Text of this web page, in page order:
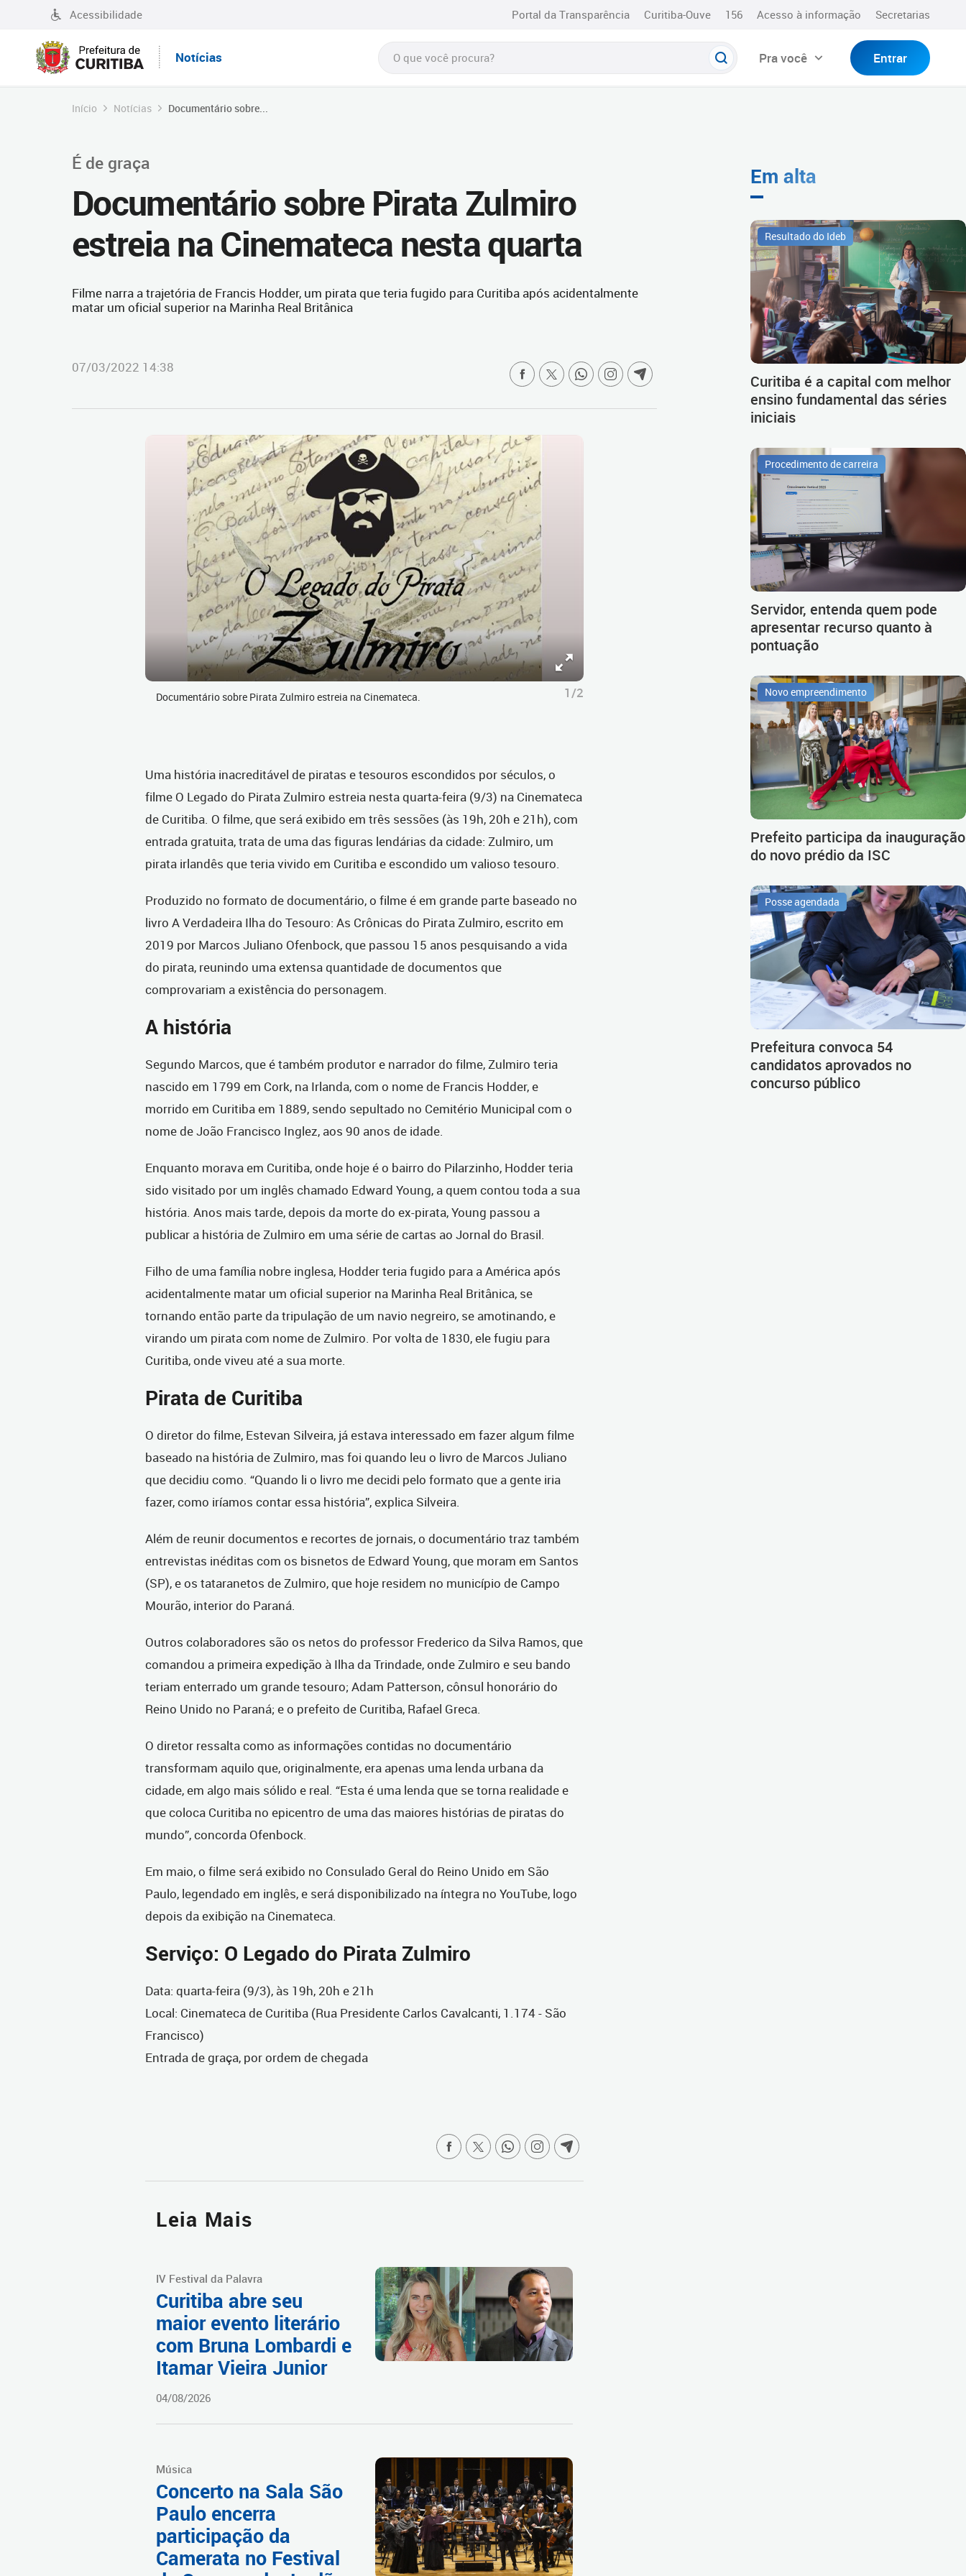
Acessibilidade Portal da Transparência Curitiba-Ouve 156 Acesso à informação Secretarias
Notícias Pra você Entrar
Início Notícias Documentário sobre...
É de graça
Documentário sobre Pirata Zulmiro
estreia na Cinemateca nesta quarta
Filme narra a trajetória de Francis Hodder, um pirata que teria fugido para Curitiba após acidentalmente
matar um oficial superior na Marinha Real Britânica
07/03/2022 14:38
Documentário sobre Pirata Zulmiro estreia na Cinemateca. 1/2
Uma história inacreditável de piratas e tesouros escondidos por séculos, o
filme O Legado do Pirata Zulmiro estreia nesta quarta-feira (9/3) na Cinemateca
de Curitiba. O filme, que será exibido em três sessões (às 19h, 20h e 21h), com
entrada gratuita, trata de uma das figuras lendárias da cidade: Zulmiro, um
pirata irlandês que teria vivido em Curitiba e escondido um valioso tesouro.
Produzido no formato de documentário, o filme é em grande parte baseado no
livro A Verdadeira Ilha do Tesouro: As Crônicas do Pirata Zulmiro, escrito em
2019 por Marcos Juliano Ofenbock, que passou 15 anos pesquisando a vida
do pirata, reunindo uma extensa quantidade de documentos que
comprovariam a existência do personagem.
A história
Segundo Marcos, que é também produtor e narrador do filme, Zulmiro teria
nascido em 1799 em Cork, na Irlanda, com o nome de Francis Hodder, e
morrido em Curitiba em 1889, sendo sepultado no Cemitério Municipal com o
nome de João Francisco Inglez, aos 90 anos de idade.
Enquanto morava em Curitiba, onde hoje é o bairro do Pilarzinho, Hodder teria
sido visitado por um inglês chamado Edward Young, a quem contou toda a sua
história. Anos mais tarde, depois da morte do ex-pirata, Young passou a
publicar a história de Zulmiro em uma série de cartas ao Jornal do Brasil.
Filho de uma família nobre inglesa, Hodder teria fugido para a América após
acidentalmente matar um oficial superior na Marinha Real Britânica, se
tornando então parte da tripulação de um navio negreiro, se amotinando, e
virando um pirata com nome de Zulmiro. Por volta de 1830, ele fugiu para
Curitiba, onde viveu até a sua morte.
Pirata de Curitiba
O diretor do filme, Estevan Silveira, já estava interessado em fazer algum filme
baseado na história de Zulmiro, mas foi quando leu o livro de Marcos Juliano
que decidiu como. “Quando li o livro me decidi pelo formato que a gente iria
fazer, como iríamos contar essa história”, explica Silveira.
Além de reunir documentos e recortes de jornais, o documentário traz também
entrevistas inéditas com os bisnetos de Edward Young, que moram em Santos
(SP), e os tataranetos de Zulmiro, que hoje residem no município de Campo
Mourão, interior do Paraná.
Outros colaboradores são os netos do professor Frederico da Silva Ramos, que
comandou a primeira expedição à Ilha da Trindade, onde Zulmiro e seu bando
teriam enterrado um grande tesouro; Adam Patterson, cônsul honorário do
Reino Unido no Paraná; e o prefeito de Curitiba, Rafael Greca.
O diretor ressalta como as informações contidas no documentário
transformam aquilo que, originalmente, era apenas uma lenda urbana da
cidade, em algo mais sólido e real. “Esta é uma lenda que se torna realidade e
que coloca Curitiba no epicentro de uma das maiores histórias de piratas do
mundo”, concorda Ofenbock.
Em maio, o filme será exibido no Consulado Geral do Reino Unido em São
Paulo, legendado em inglês, e será disponibilizado na íntegra no YouTube, logo
depois da exibição na Cinemateca.
Serviço: O Legado do Pirata Zulmiro
Data: quarta-feira (9/3), às 19h, 20h e 21h
Local: Cinemateca de Curitiba (Rua Presidente Carlos Cavalcanti, 1.174 - São
Francisco)
Entrada de graça, por ordem de chegada
Leia Mais
IV Festival da Palavra
Curitiba abre seu
maior evento literário
com Bruna Lombardi e
Itamar Vieira Junior
04/08/2026
Música
Concerto na Sala São
Paulo encerra
participação da
Camerata no Festival
Em alta
Resultado do Ideb
Curitiba é a capital com melhor
ensino fundamental das séries
iniciais
Procedimento de carreira
Servidor, entenda quem pode
apresentar recurso quanto à
pontuação
Novo empreendimento
Prefeito participa da inauguração
do novo prédio da ISC
Posse agendada
Prefeitura convoca 54
candidatos aprovados no
concurso público